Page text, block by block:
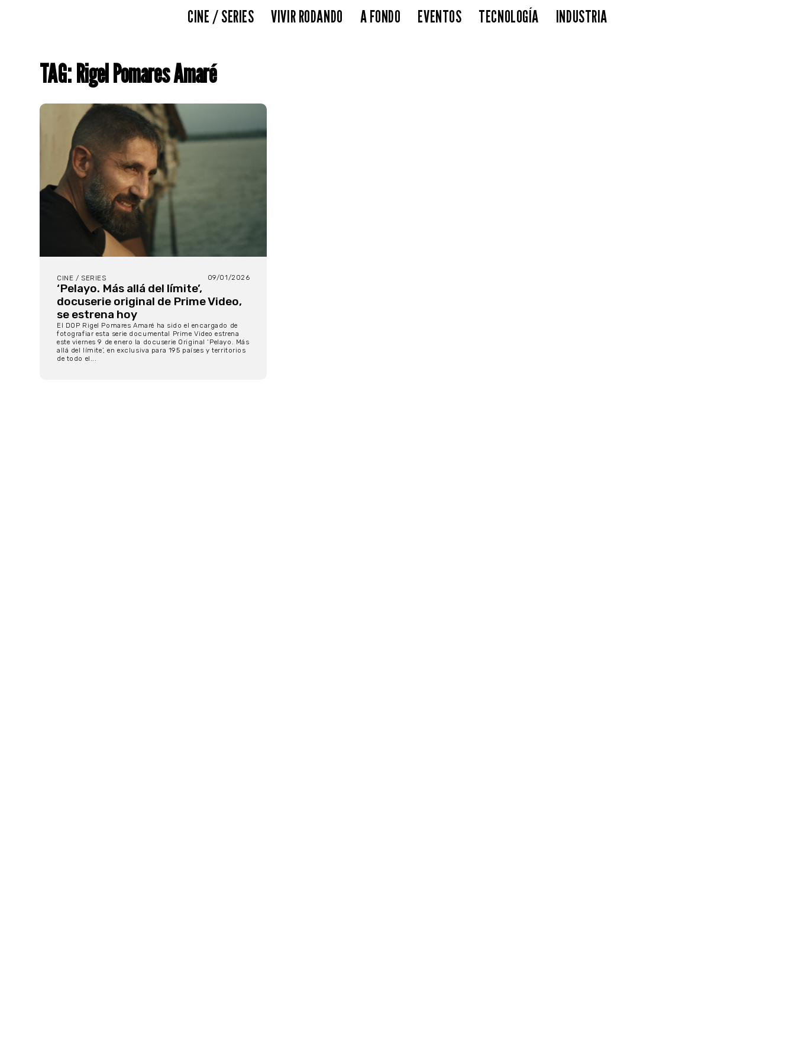
CINE / SERIES VIVIR RODANDO A FONDO EVENTOS TECNOLOGÍA INDUSTRIA
TAG: Rigel Pomares Amaré
CINE / SERIES 09/01/2026
‘Pelayo. Más allá del límite’,
docuserie original de Prime Video,
se estrena hoy
El DOP Rigel Pomares Amaré ha sido el encargado de
fotografiar esta serie documental Prime Video estrena
este viernes 9 de enero la docuserie Original ‘Pelayo. Más
allá del límite’, en exclusiva para 195 países y territorios
de todo el...